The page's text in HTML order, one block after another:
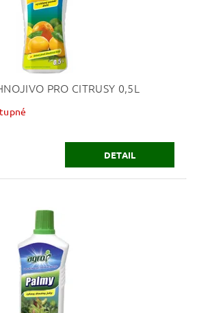
PRO CITRUSY 0,5L
DETAIL